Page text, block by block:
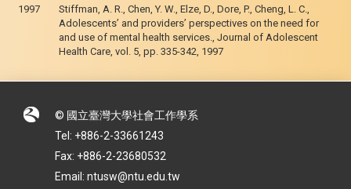
1997
Stiffman, A. R., Chen, Y. W., Elze, D., Dore, P., Cheng, L. C.,
Adolescents’ and providers’ perspectives on the need for
and use of mental health services., Journal of Adolescent
Health Care, vol. 5, pp. 335-342, 1997
© 國立臺灣大學社會工作學系
Tel: +886-2-33661243
Fax: +886-2-23680532
Email: ntusw@ntu.edu.tw